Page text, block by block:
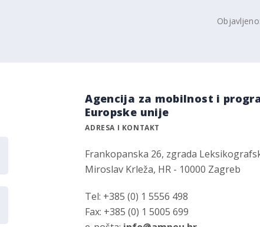
Objavljeno:
Agencija za mobilnost i
Europske unije
ADRESA I KONTAKT
Frankopanska 26, zgrada
Miroslav Krleža, HR - 10000 Zagreb
Tel: +385 (0) 1 5556 498
Fax: +385 (0) 1 5005 699